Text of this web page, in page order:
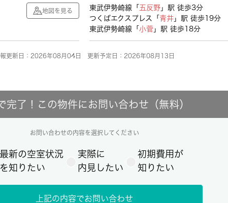
地図を見る 東武伊勢崎線「 五反野 」駅 徒歩3分
つくばエクスプレス「 青井 」駅 徒歩19分
東武伊勢崎線「 小菅 」駅 徒歩18分
更新日：2026年08月04日 更新予定日：2026年08月13日
完了！この物件にお問い合わせ（無料）
お問い合わせの内容を選択してください
最新の空室状況
を知りたい
実際に
内見したい
初期費用が
知りたい
上記の内容でお問い合わせ